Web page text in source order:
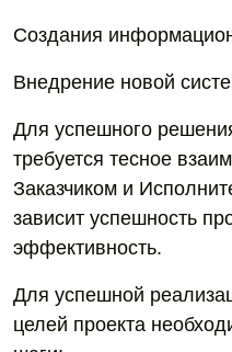
Создания
Внедрение новой
Для успешного
требуется тесное
Заказчиком и
зависит успешность
эффективность.
Для успешной
целей проекта